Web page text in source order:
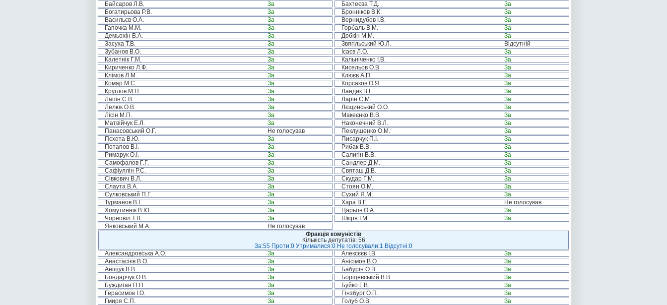
Байсаров Л.В.
За Бахтеєва Т.Д.
За
Богатирьова Р.В.
За Бронніков В.К.
За
Васильєв О.А.
За Вернидубов І.В.
За
Гапочка М.М.
За Горбаль В.М.
За
Демьохін В.А.
За Добкін М.М.
За
Засуха Т.В.
За Звягільський Ю.Л.
Відсутній
Зубанов В.О.
За Ісаєв Л.О.
За
Калетнік Г.М.
За Кальніченко І.В.
За
Кириченко Л.Ф.
За Кисельов О.В.
За
Клімов Л.М.
За Клюєв А.П.
За
Комар М.С.
За Корсаков О.Я.
За
Круглов М.П.
За Ландик В.І.
За
Лапін Є.В.
За Ларін С.М.
За
Лелюк О.В.
За Лєщинський О.О.
За
Лісін М.П.
За Макеєнко В.В.
За
Матвійчук Е.Л.
За Наконечний В.Л.
За
Панасовський О.Г.
Не голосував Пеклушенко О.М.
За
Пєхота В.Ю.
За Писарчук П.І.
За
Потапов В.І.
За Рибак В.В.
За
Римарук О.І.
За Салигін В.В.
За
Самофалов Г.Г.
За Сандлер Д.М.
За
Сафіуллін Р.С.
За Святаш Д.В.
За
Сівкович В.Л.
За Скудар Г.М.
За
Слаута В.А.
За Стоян О.М.
За
Сулковський П.Г.
За Сухий Я.М.
За
Турманов В.І.
За Хара В.Г.
Не голосував
Хомутиннік В.Ю.
За Царьов О.А.
За
Чорновіл Т.В.
За Шкіря І.М.
За
Янковський М.А.
Не голосував
Фракція комуністів
Кількість депутатів: 56
За:55 Проти:0 Утрималися:0 Не голосували:1 Відсутні:0
Александровська А.О.
За Алексєєв І.В.
За
Анастасієв В.О.
За Анісімов В.О.
За
Аніщук В.В.
За Бабурін О.В.
За
Бондарчук О.В.
За Борщевський В.В.
За
Буждиган П.П.
За Буйко Г.В.
За
Герасимов І.О.
За Гінзбург О.П.
За
Гмиря С.П.
За Голуб О.В.
За